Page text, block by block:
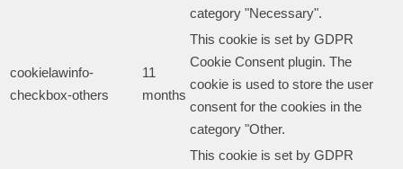
category "Necessary".
cookielawinfo-
checkbox-others
11
months
This cookie is set by GDPR
Cookie Consent plugin. The
cookie is used to store the user
consent for the cookies in the
category "Other.
This cookie is set by GDPR